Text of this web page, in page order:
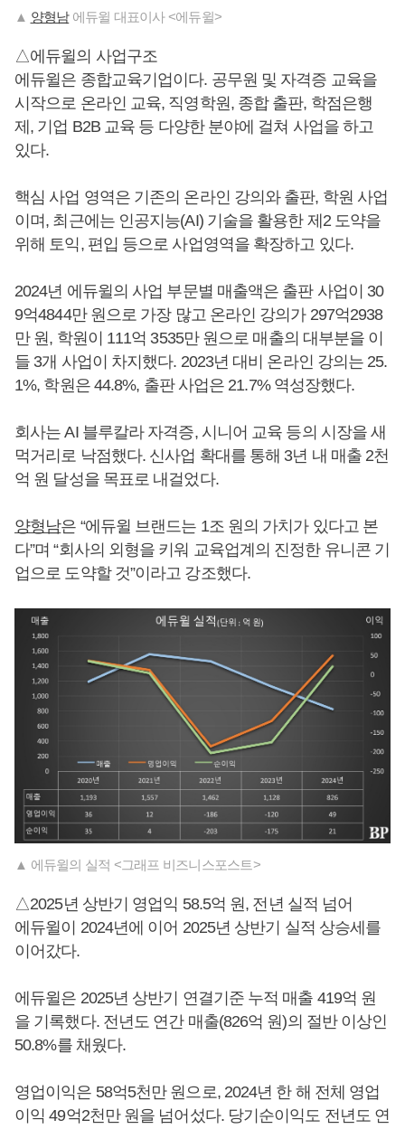
▲ 양형남에듀윌 대표이사 <에듀윌>
△에듀윌의 사업구조
에듀윌은 종합교육기업이다. 공무원 및 자격증 교육을
시작으로 온라인 교육, 직영학원, 종합 출판, 학점은행
제, 기업 B2B 교육 등 다양한 분야에 걸쳐 사업을 하고
있다.
핵심 사업 영역은 기존의 온라인 강의와 출판, 학원 사업
이며, 최근에는 인공지능(AI) 기술을 활용한 제2 도약을
위해 토익, 편입 등으로 사업영역을 확장하고 있다.
2024년 에듀윌의 사업 부문별 매출액은 출판 사업이 30
9억4844만 원으로 가장 많고 온라인 강의가 297억2938
만 원, 학원이 111억 3535만 원으로 매출의 대부분을 이
들 3개 사업이 차지했다. 2023년 대비 온라인 강의는 25.
1%, 학원은 44.8%, 출판 사업은 21.7% 역성장했다.
회사는 AI 블루칼라 자격증, 시니어 교육 등의 시장을 새
먹거리로 낙점했다. 신사업 확대를 통해 3년 내 매출 2천
억 원 달성을 목표로 내걸었다.
양형남은 “에듀윌 브랜드는 1조 원의 가치가 있다고 본
다”며 “회사의 외형을 키워 교육업계의 진정한 유니콘 기
업으로 도약할 것”이라고 강조했다.
▲ 에듀윌의 실적 <그래프 비즈니스포스트>
△2025년 상반기 영업익 58.5억 원, 전년 실적 넘어
에듀윌이 2024년에 이어 2025년 상반기 실적 상승세를
이어갔다.
에듀윌은 2025년 상반기 연결기준 누적 매출 419억 원
을 기록했다. 전년도 연간 매출(826억 원)의 절반 이상인
50.8%를 채웠다.
영업이익은 58억5천만 원으로, 2024년 한 해 전체 영업
이익 49억2천만 원을 넘어섰다. 당기순이익도 전년도 연